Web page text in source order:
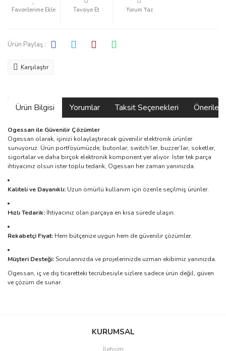
Tavsiye Et Yorum Yaz
Ürün Paylaş :
Karşılaştır
Ürün Bilgisi Yorumlar Taksit Seçenekleri
Ogessan ile Güvenilir Çözümler
Ogessan olarak, işinizi kolaylaştıracak güvenilir elektronik ürünler
sunuyoruz. Ürün portföyümüzde; butonlar, switch’ler, buzzer’lar, soketler,
sigortalar ve daha birçok elektronik komponent yer alıyor. İster tek parça
ihtiyacınız olsun ister toplu tedarik, Ogessan her zaman yanınızda.
Kaliteli ve Dayanıklı: Uzun ömürlü kullanım için özenle seçilmiş ürünler.
Hızlı Tedarik: İhtiyacınız olan parçaya en kısa sürede ulaşın.
Rekabetçi Fiyat: Hem bütçenize uygun hem de güvenilir çözümler.
Müşteri Desteği:Sorularınızda ve projelerinizde uzman ekibimiz yanınızda.
Ogessan, iç ve dış ticaretteki tecrübesiyle sizlere sadece ürün değil, güven
ve çözüm de sunar.
Bu ürüne ilk yorumu siz yapın!
KURUMSAL